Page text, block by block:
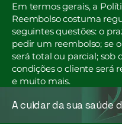
Em termos gerais, a
Reembolso costuma
seguintes questões: o
pedir um reembolso; se
será total ou parcial; sob
condições o cliente será
e muito mais.
A cuidar da sua saúde